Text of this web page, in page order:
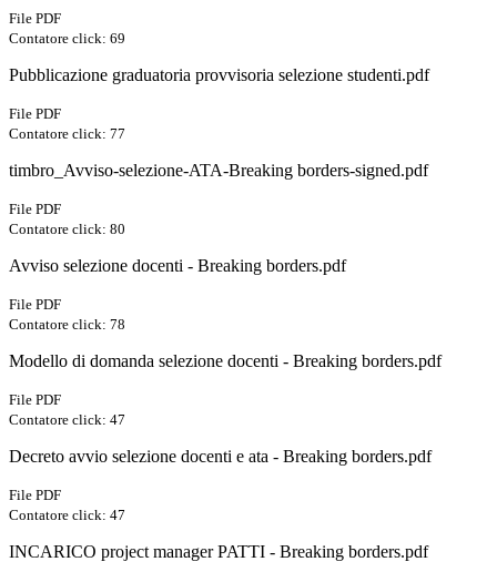
File PDF
Contatore click: 69
Pubblicazione graduatoria provvisoria selezione studenti.pdf
File PDF
Contatore click: 77
timbro_Avviso-selezione-ATA-Breaking borders-signed.pdf
File PDF
Contatore click: 80
Avviso selezione docenti - Breaking borders.pdf
File PDF
Contatore click: 78
Modello di domanda selezione docenti - Breaking borders.pdf
File PDF
Contatore click: 47
Decreto avvio selezione docenti e ata - Breaking borders.pdf
File PDF
Contatore click: 47
INCARICO project manager PATTI - Breaking borders.pdf